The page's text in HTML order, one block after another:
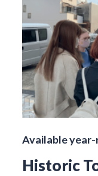
Available
Historic